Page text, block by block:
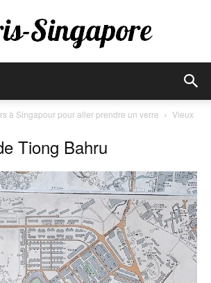
Singapore
à Singapour pour aller prendre un verre
Vieux
Tiong Bahru